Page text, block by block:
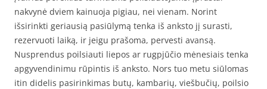
nakvynė dviem kainuoja pigiau, nei vienam. Norint
išsirinkti geriausią pasiūlymą tenka iš anksto jį surasti,
rezervuoti laiką, ir jeigu prašoma, pervesti avansą.
Nusprendus poilsiauti liepos ar rugpjūčio mėnesiais tenka
apgyvendinimu rūpintis iš anksto. Nors tuo metu siūlomas
itin didelis pasirinkimas butų, kambarių, viešbučių, poilsio